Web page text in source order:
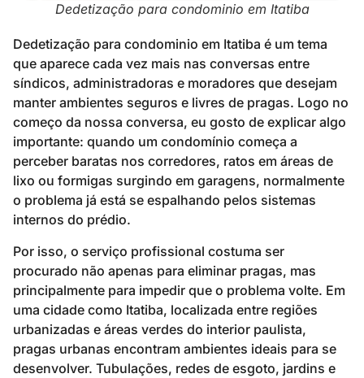
Dedetização para condominio em Itatiba
Dedetização para condominio em Itatiba é um tema
que aparece cada vez mais nas conversas entre
síndicos, administradoras e moradores que desejam
manter ambientes seguros e livres de pragas. Logo no
começo da nossa conversa, eu gosto de explicar algo
importante: quando um condomínio começa a
perceber baratas nos corredores, ratos em áreas de
lixo ou formigas surgindo em garagens, normalmente
o problema já está se espalhando pelos sistemas
internos do prédio.
Por isso, o serviço profissional costuma ser
procurado não apenas para eliminar pragas, mas
principalmente para impedir que o problema volte. Em
uma cidade como Itatiba, localizada entre regiões
urbanizadas e áreas verdes do interior paulista,
pragas urbanas encontram ambientes ideais para se
desenvolver. Tubulações, redes de esgoto, jardins e